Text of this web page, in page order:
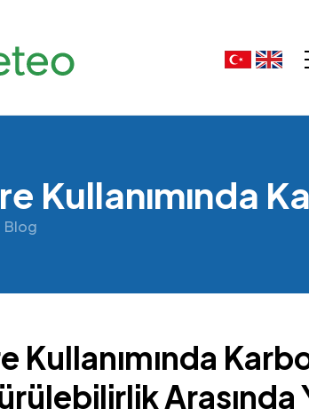
Kullanımında
Blog
Kullanımında
Arasında